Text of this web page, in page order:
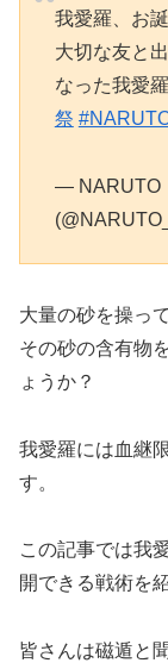
我愛羅、お
大切な友と
なった我愛
祭
— NARUTO
大量の砂を操っ
その砂の含有物
ょうか？
我愛羅には血継
す。
この記事では我
開できる戦術を
皆さんは磁遁と